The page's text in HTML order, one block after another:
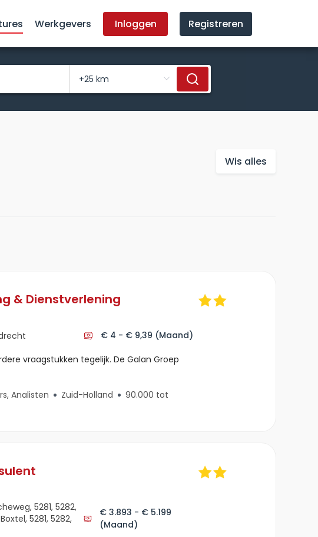
Werkgevers Inloggen Registreren
Wis alles
& Dienstverlening
€ 4 - € 9,39 (Maand)
vraagstukken tegelijk. De Galan Groep
Analisten Zuid-Holland
90.000 tot
5281, 5282,
5281, 5282,
€ 3.893 - € 5.199
(Maand)